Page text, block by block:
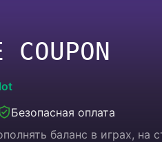
Безопасная оплата
баланс в играх,